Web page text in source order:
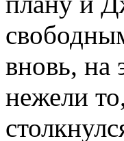
вновь, на
нежели